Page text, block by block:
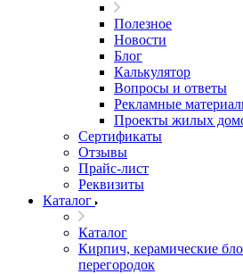
Полезное
Новости
Блог
Калькулятор
Вопросы и ответы
Рекламные
Проекты жилых
Сертификаты
Отзывы
Прайс-лист
Реквизиты
Каталог
Каталог
Кирпич, керамические
перегородок